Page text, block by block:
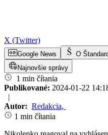
X (Twitter)
Google News O
Najnovšie správy
1 min čítania
Publikované: 2024-01-22
|
Autor: Redakcia,
1 min čítania